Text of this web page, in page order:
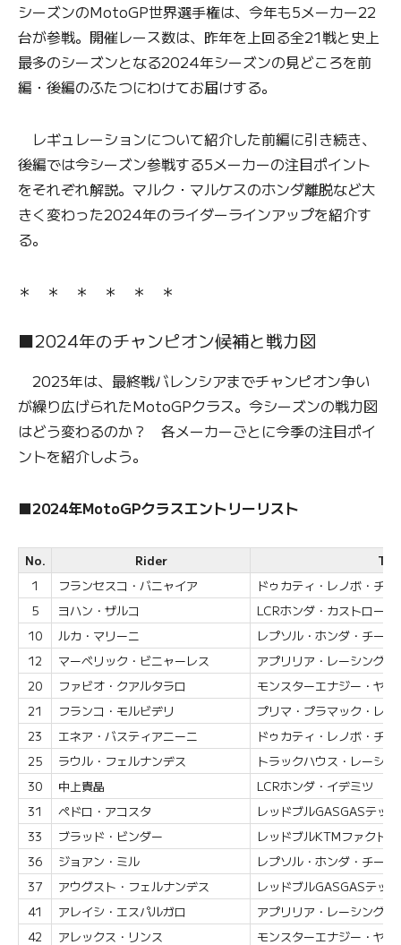
シーズンのMotoGP世界選手権は、今年も5メーカー22
台が参戦。開催レース数は、昨年を上回る全21戦と史上
最多のシーズンとなる2024年シーズンの見どころを前
編・後編のふたつにわけてお届けする。
レギュレーションについて紹介した前編に引き続き、
後編では今シーズン参戦する5メーカーの注目ポイント
をそれぞれ解説。マルク・マルケスのホンダ離脱など大
きく変わった2024年のライダーラインアップを紹介す
る。
＊ ＊ ＊ ＊ ＊ ＊
■2024年のチャンピオン候補と戦力図
2023年は、最終戦バレンシアまでチャンピオン争い
が繰り広げられたMotoGPクラス。今シーズンの戦力図
はどう変わるのか？ 各メーカーごとに今季の注目ポイ
ントを紹介しよう。
■2024年MotoGPクラスエントリーリスト
No. Rider
1
フランセスコ・バニャイア
ドゥカティ・レノボ・チー
5
ヨハン・ザルコ
LCRホンダ・カストロール
10
ルカ・マリーニ
レプソル・ホンダ・チーム
12
マーベリック・ビニャーレス
アプリリア・レーシング
20
ファビオ・クアルタラロ
モンスターエナジー・ヤ
21
フランコ・モルビデリ
プリマ・プラマック・レー
23
エネア・バスティアニーニ
ドゥカティ・レノボ・チー
25
ラウル・フェルナンデス
トラックハウス・レーシン
30
中上貴晶
LCRホンダ・イデミツ
31
ペドロ・アコスタ
レッドブルGASGASテッ
33
ブラッド・ビンダー
レッドブルKTMファクト
36
ジョアン・ミル
レプソル・ホンダ・チーム
37
アウグスト・フェルナンデス
レッドブルGASGASテッ
41
アレイシ・エスパルガロ
アプリリア・レーシング
42
アレックス・リンス
モンスターエナジー・ヤ